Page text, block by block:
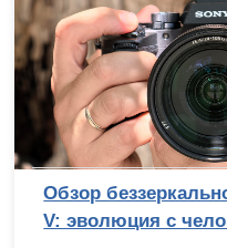
Обзор
V: эволюция с